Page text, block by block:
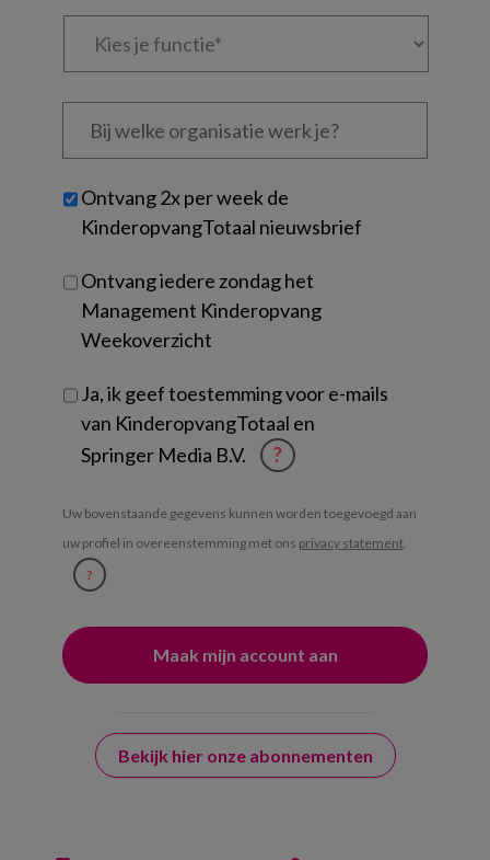
Kies
Bij
welke
je?
Untitled
Ontvang 2x per week de
KinderopvangTotaal nieuwsbrief
Ontvang iedere zondag het
Management Kinderopvang
Weekoverzicht
Ja, ik geef toestemming voor e-mails
van KinderopvangTotaal en
Springer Media B.V.
?
Uw bovenstaande gegevens kunnen worden toegevoegd aan
uw profiel in overeenstemming met ons privacy statement.
?
Bekijk hier onze abonnementen